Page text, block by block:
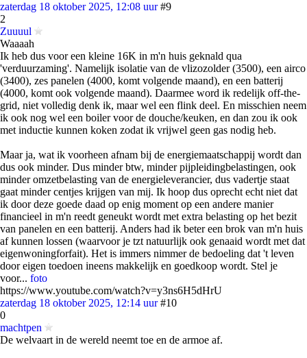
zaterdag 18 oktober 2025, 12:08 uur #9
2
Zuuuul
Waaaah
Ik heb dus voor een kleine 16K in m'n huis geknald qua
'verduurzaming'. Namelijk isolatie van de vlizozolder (3500), een airco
(3400), zes panelen (4000, komt volgende maand), en een batterij
(4000, komt ook volgende maand). Daarmee word ik redelijk off-the-
grid, niet volledig denk ik, maar wel een flink deel. En misschien neem
ik ook nog wel een boiler voor de douche/keuken, en dan zou ik ook
met inductie kunnen koken zodat ik vrijwel geen gas nodig heb.
Maar ja, wat ik voorheen afnam bij de energiemaatschappij wordt dan
dus ook minder. Dus minder btw, minder pijpleidingbelastingen, ook
minder omzetbelasting van de energieleverancier, dus vadertje staat
gaat minder centjes krijgen van mij. Ik hoop dus oprecht echt niet dat
ik door deze goede daad op enig moment op een andere manier
financieel in m'n reedt geneukt wordt met extra belasting op het bezit
van panelen en een batterij. Anders had ik beter een brok van m'n huis
af kunnen lossen (waarvoor je tzt natuurlijk ook genaaid wordt met dat
eigenwoningforfait). Het is immers nimmer de bedoeling dat 't leven
door eigen toedoen ineens makkelijk en goedkoop wordt. Stel je
voor... foto
https://www.youtube.com/watch?v=y3ns6H5dHrU
zaterdag 18 oktober 2025, 12:14 uur #10
0
machtpen
De welvaart in de wereld neemt toe en de armoe af.